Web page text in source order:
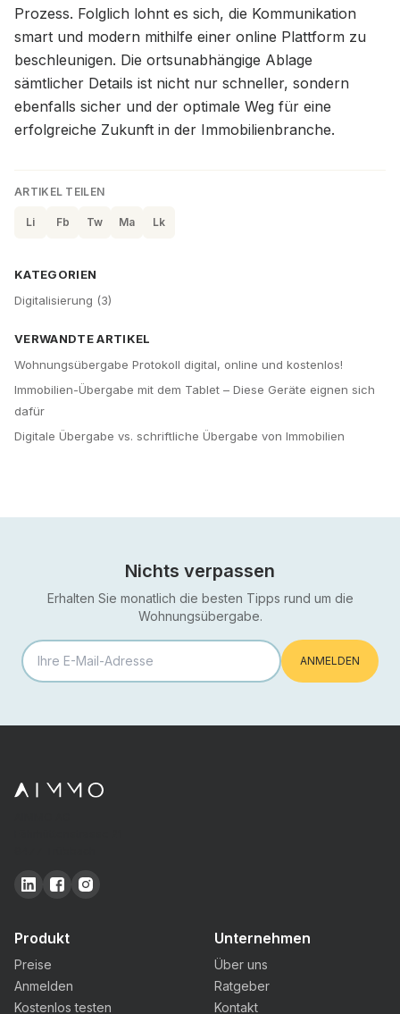
Prozess. Folglich lohnt es sich, die Kommunikation
smart und modern mithilfe einer online Plattform zu
beschleunigen. Die ortsunabhängige Ablage
sämtlicher Details ist nicht nur schneller, sondern
ebenfalls sicher und der optimale Weg für eine
erfolgreiche Zukunft in der Immobilienbranche.
ARTIKEL TEILEN
Li Fb Tw Ma Lk
KATEGORIEN
Digitalisierung (3)
VERWANDTE ARTIKEL
Wohnungsübergabe Protokoll digital, online und kostenlos!
Immobilien-Übergabe mit dem Tablet – Diese Geräte eignen sich
dafür
Digitale Übergabe vs. schriftliche Übergabe von Immobilien
Nichts verpassen
Erhalten Sie monatlich die besten Tipps rund um die
Wohnungsübergabe.
ANMELDEN
Produkt
Preise
Anmelden
Kostenlos testen
Unternehmen
Über uns
Ratgeber
Kontakt